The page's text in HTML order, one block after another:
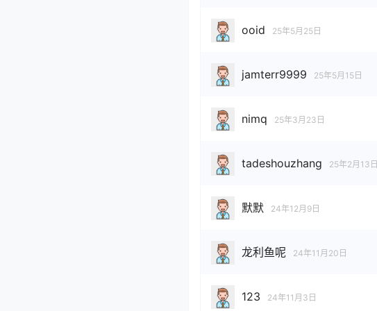
ooid 25年5月25日
jamterr9999 25年5月15日
nimq 25年3月23日
tadeshouzhang 25年2月13日
默默 24年12月9日
龙利鱼呢 24年11月20日
123 24年11月3日